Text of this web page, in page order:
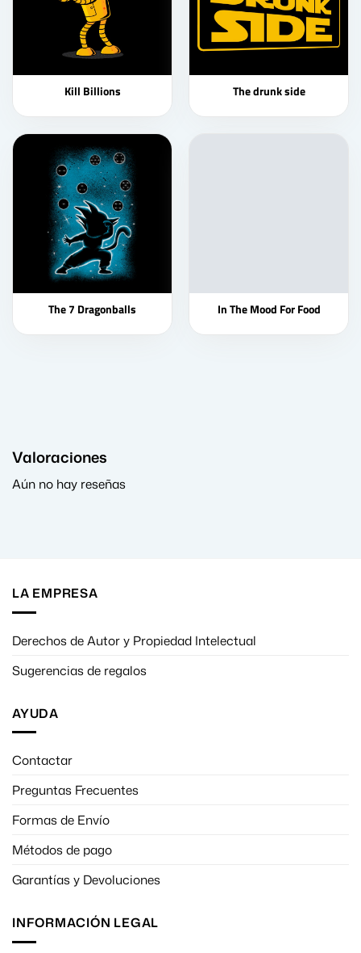
Kill Billions The drunk side
The 7 Dragonballs In The Mood For Food
Valoraciones
Aún no hay reseñas
LA EMPRESA
Derechos de Autor y Propiedad Intelectual
Sugerencias de regalos
AYUDA
Contactar
Preguntas Frecuentes
Formas de Envío
Métodos de pago
Garantías y Devoluciones
INFORMACIÓN LEGAL